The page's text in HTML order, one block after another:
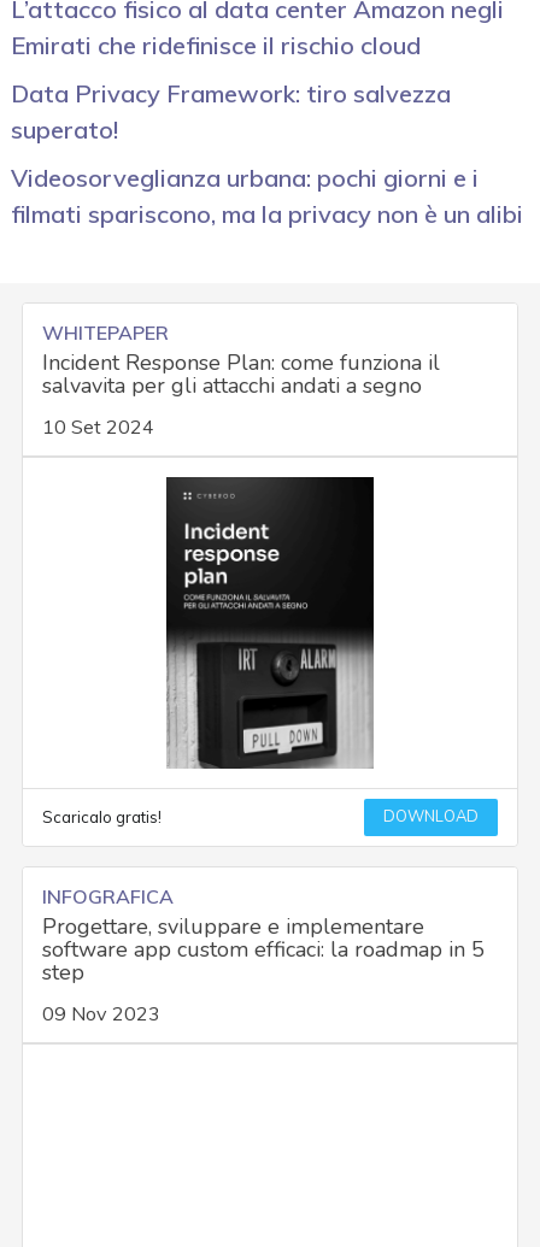
L’attacco fisico al data center Amazon negli
Emirati che ridefinisce il rischio cloud
Data Privacy Framework: tiro salvezza
superato!
Videosorveglianza urbana: pochi giorni e i
filmati spariscono, ma la privacy non è un alibi
WHITEPAPER
Incident Response Plan: come funziona il
salvavita per gli attacchi andati a segno
10 Set 2024
Scaricalo gratis! DOWNLOAD
INFOGRAFICA
Progettare, sviluppare e implementare
software app custom efficaci: la roadmap in 5
step
09 Nov 2023